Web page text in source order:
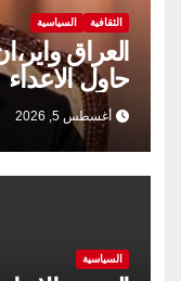
الثقافية السياسية
العراق
حاول الاعداء
أغسطس 5, 2026
السياسية